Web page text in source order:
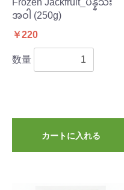
Frozen Jackfruit_ပိန္နဲသီး
အဝါ (250g)
￥220
数量
カートに入れる